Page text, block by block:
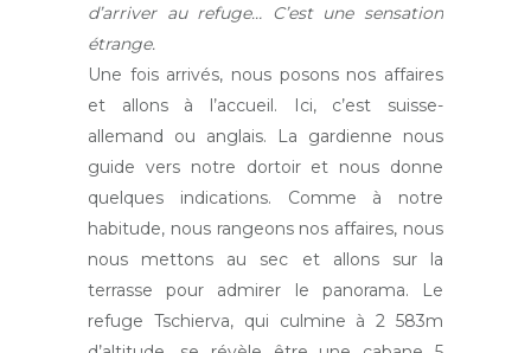
d’arriver au refuge… C’est une sensation
étrange.
Une fois arrivés, nous posons nos affaires
et allons à l’accueil. Ici, c’est suisse-
allemand ou anglais. La gardienne nous
guide vers notre dortoir et nous donne
quelques indications. Comme à notre
habitude, nous rangeons nos affaires, nous
nous mettons au sec et allons sur la
terrasse pour admirer le panorama. Le
refuge Tschierva, qui culmine à 2 583m